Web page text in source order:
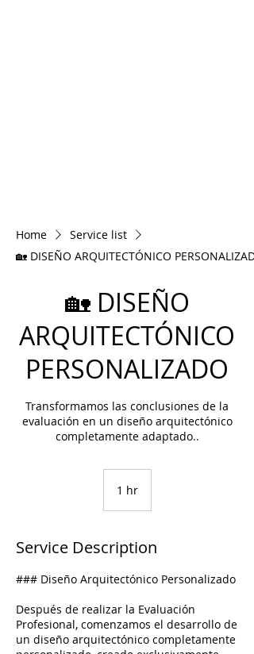
Home
Service list
🏡 DISEÑO ARQUITECTÓNICO
🏡 DISEÑO
ARQUITECTÓNICO
PERSONALIZADO
Transformamos las conclusiones de la
evaluación en un diseño arquitectónico
completamente adaptado..
1 hr1
Service Description
### Diseño Arquitectónico Personalizado
Después de realizar la Evaluación
Profesional, comenzamos el desarrollo de
un diseño arquitectónico completamente